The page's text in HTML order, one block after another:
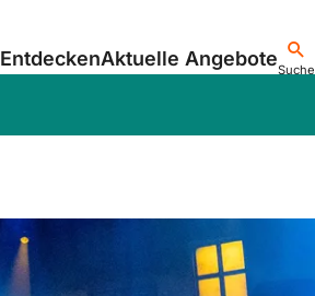
EntdeckenAktuelle AngeboteSuche
Suchen